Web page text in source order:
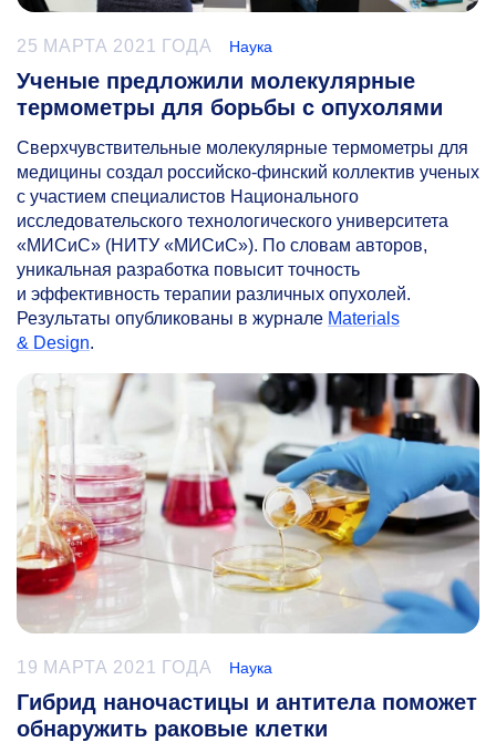
25 МАРТА 2021 ГОДА Наука
Ученые предложили молекулярные
термометры для борьбы с опухолями
Сверхчувствительные молекулярные термометры для
медицины создал российско-финский коллектив ученых
с участием специалистов Национального
исследовательского технологического университета
«МИСиС» (НИТУ «МИСиС»). По словам авторов,
уникальная разработка повысит точность
и эффективность терапии различных опухолей.
Результаты опубликованы в журнале Materials
& Design.
19 МАРТА 2021 ГОДА Наука
Гибрид наночастицы и антитела поможет
обнаружить раковые клетки